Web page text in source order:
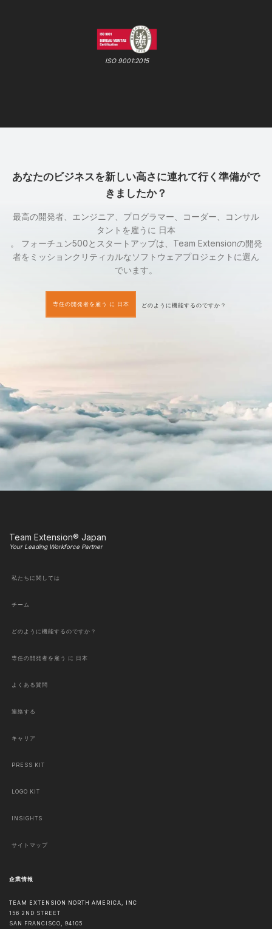
ISO 9001:2015
あなたのビジネスを新しい高さに連れて行く準備がで
きましたか？
最高の開発者、エンジニア、プログラマー、コーダー、コンサル
タントを雇うに 日本
。 フォーチュン500とスタートアップは、Team Extensionの開発
者をミッションクリティカルなソフトウェアプロジェクトに選ん
でいます。
専任の開発者を雇う に 日本 どのように機能するのですか？
Team Extension® Japan
Your Leading Workforce Partner
私たちに関しては
チーム
どのように機能するのですか？
専任の開発者を雇う に 日本
よくある質問
連絡する
キャリア
PRESS KIT
LOGO KIT
INSIGHTS
サイトマップ
企業情報
TEAM EXTENSION NORTH AMERICA, INC
156 2ND STREET
SAN FRANCISCO, 94105